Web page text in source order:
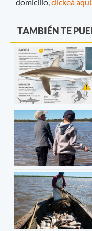
TAMBIÉN TE